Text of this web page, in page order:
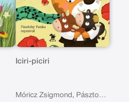
Iciri-piciri
Móricz Zsigmond, Pásztohy